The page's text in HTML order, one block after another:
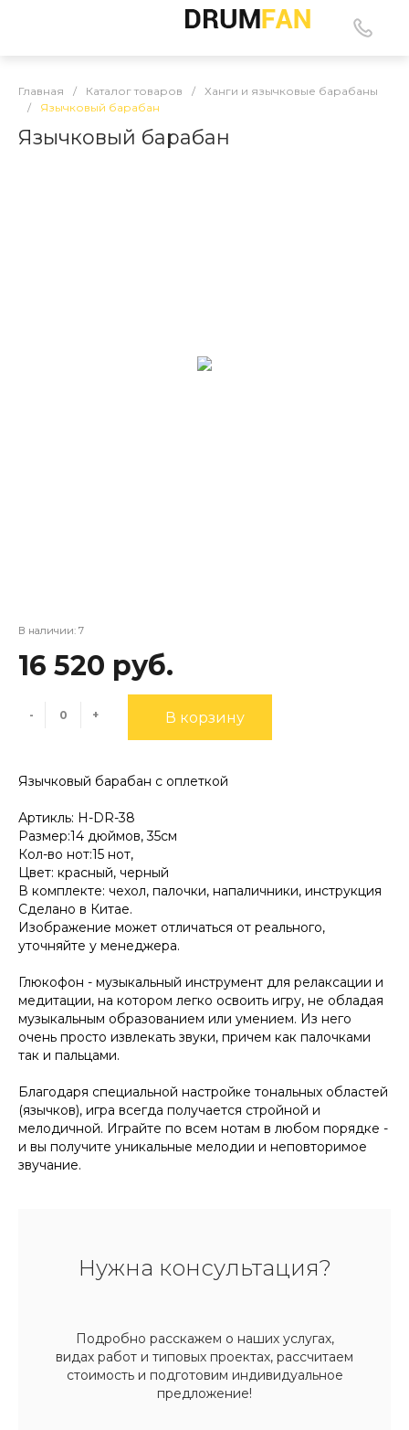
Главная / Каталог товаров /
Ханги и язычковые барабаны
/
Язычковый барабан
Язычковый барабан
В наличии: 7
16 520 руб.
- + В корзину
Язычковый барабан с оплеткой
Артикль: H-DR-38
Размер:14 дюймов, 35cм
Кол-во нот:15 нот,
Цвет: красный, черный
В комплекте: чехол, палочки, напаличники, инструкция
Сделано в Китае.
Изображение может отличаться от реального,
уточняйте у менеджера.
Глюкофон - музыкальный инструмент для релаксации и
медитации, на котором легко освоить игру, не обладая
музыкальным образованием или умением. Из него
очень просто извлекать звуки, причем как палочками
так и пальцами.
Благодаря специальной настройке тональных областей
(язычков), игра всегда получается стройной и
мелодичной. Играйте по всем нотам в любом порядке -
и вы получите уникальные мелодии и неповторимое
звучание.
Нужна консультация?
Подробно расскажем о наших услугах,
видах работ и типовых проектах, рассчитаем
стоимость и подготовим индивидуальное
предложение!